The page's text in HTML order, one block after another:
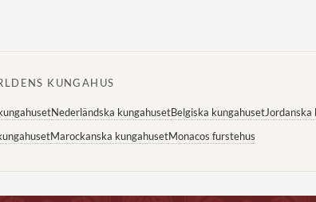
KUNGAHUS
Nederländska kungahusetBelgiska kungahusetJordanska
Marockanska kungahusetMonacos furstehus